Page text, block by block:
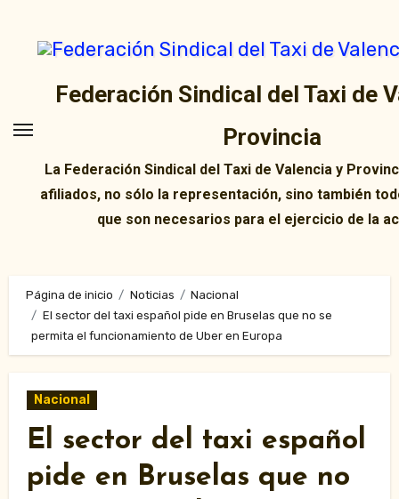
contenido
Federación Sindical del Taxi de
Provincia
La Federación Sindical del Taxi de Valencia y
afiliados, no sólo la representación, sino también
que son necesarios para el ejercicio de la
Página de inicio Noticias
Nacional
El sector del taxi español pide en Bruselas que no se
permita el funcionamiento de Uber en Europa
Nacional
El sector del taxi español
pide en Bruselas que no